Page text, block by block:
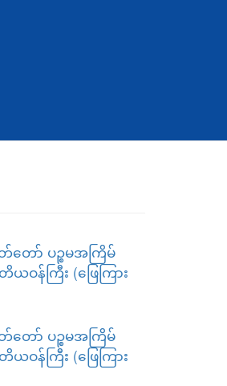
ော် ပဉ္စမအကြိမ်
ဝန်ကြီး (ဖြေကြား
ော် ပဉ္စမအကြိမ်
ဝန်ကြီး (ဖြေကြား